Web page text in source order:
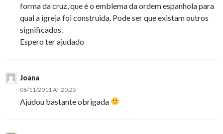
forma da cruz, que é o emblema da ordem espanhola para
qual a igreja foi construida. Pode ser que existam outros
significados.
Espero ter ajudado
Joana
08/11/2011 AT 20:25
Ajudou bastante obrigada